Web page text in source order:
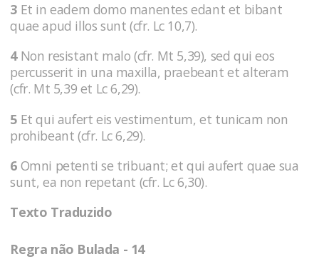
3 Et in eadem domo manentes edant et bibant
quae apud illos sunt (cfr. Lc 10,7).
4Non resistant malo (cfr. Mt 5,39), sed qui eos
percusserit in una maxilla, praebeant et alteram
(cfr. Mt 5,39 et Lc 6,29).
5 Et qui aufert eis vestimentum, et tunicam non
prohibeant (cfr. Lc 6,29).
6 Omni petenti se tribuant; et qui aufert quae sua
sunt, ea non repetant (cfr. Lc 6,30).
Texto Traduzido
Regra não Bulada - 14